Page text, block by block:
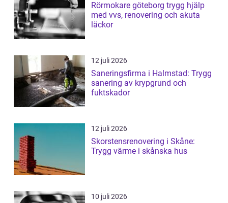
Rörmokare göteborg trygg hjälp
med vvs, renovering och akuta
läckor
12 juli 2026
Saneringsfirma i Halmstad: Trygg
sanering av krypgrund och
fuktskador
12 juli 2026
Skorstensrenovering i Skåne:
Trygg värme i skånska hus
10 juli 2026